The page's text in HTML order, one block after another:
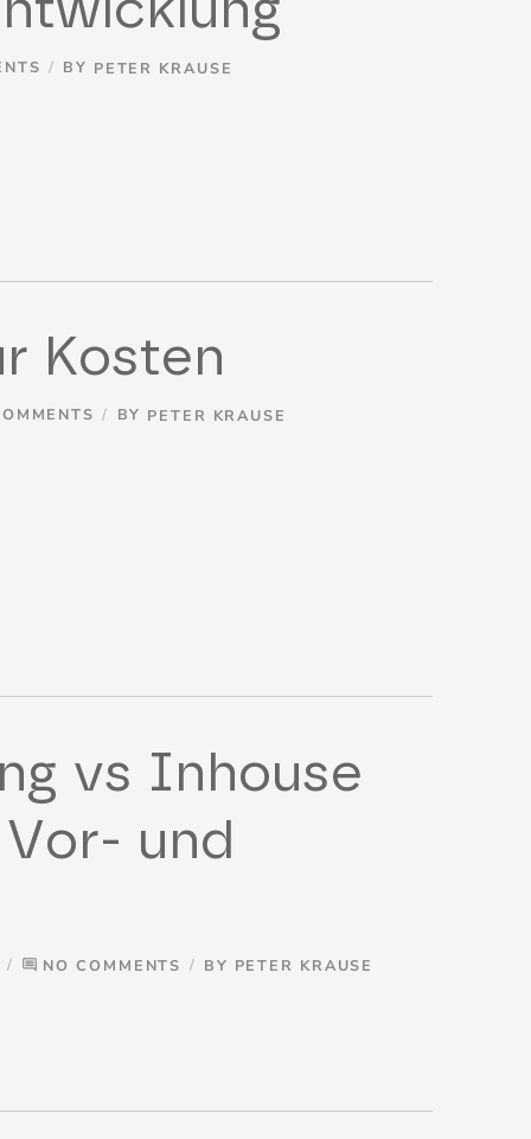
BY PETER KRAUSE
Kosten
BY PETER KRAUSE
vs Inhouse
und
comment NO COMMENTS BY PETER KRAUSE